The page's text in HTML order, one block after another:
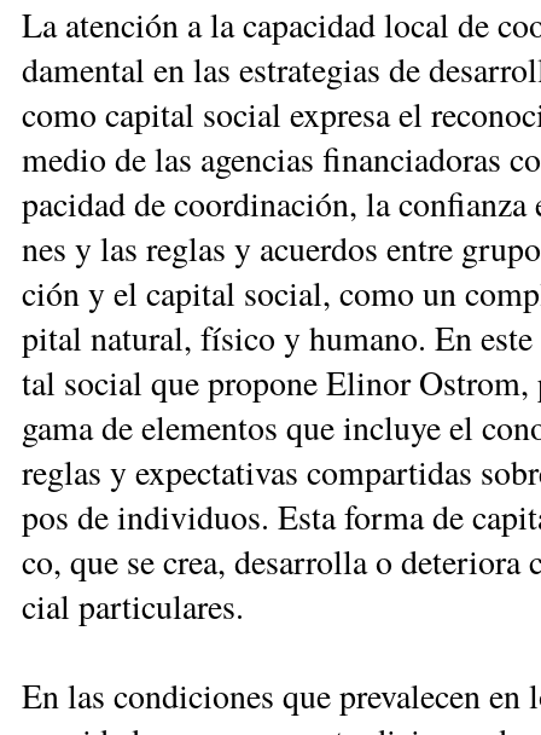
La aten­ción a la ca­pa­ci­dad lo­cal de
da­men­tal en las es­tra­te­gias de
co­mo ca­pi­tal so­cial ex­pre­sa el
me­dio de las agen­cias fi­nan­cia­do­ras
pa­ci­dad de coor­di­na­ción, la
nes y las re­glas y acuer­dos en­tre
ción y el ca­pi­tal so­cial, co­mo un
pi­tal na­tu­ral, fí­si­co y hu­ma­no. En
tal so­cial que pro­po­ne Eli­nor
ga­ma de ele­men­tos que in­clu­ye el
re­glas y ex­pec­ta­ti­vas com­par­ti­das
pos de in­di­vi­duos. Es­ta for­ma de
co, que se crea, de­sa­rro­lla o
cial par­ti­cu­la­res.
En las con­di­cio­nes que pre­va­le­cen